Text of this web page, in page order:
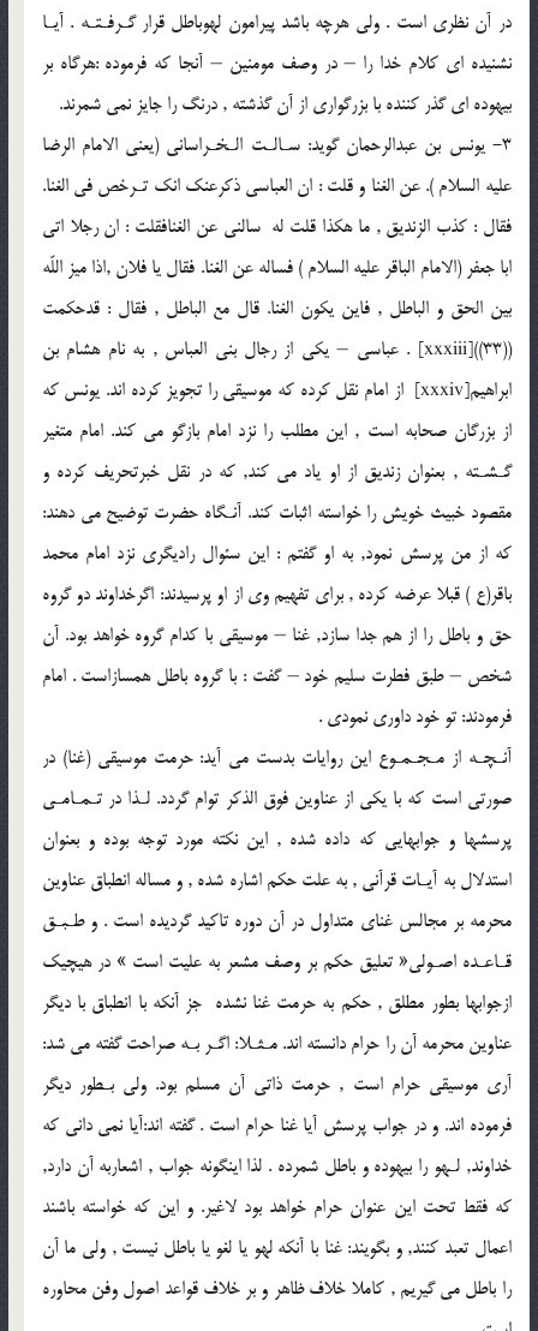
در آن نظرى است . ولى هرچه باشد پيرامون لهوباطل قرار گـرفـتـه . آيـا
نشنيده اى كلام خدا را – در وصف مومنين – آنجا كه فرموده :هرگاه بر
بيهوده اى گذر كننده با بزرگوارى از آن گذشته , درنگ را جايز نمى شمرند.
3- يونس بن عبدالرحمان گويد: سـالـت الـخـراسانى (يعنى الامام الرضا
عليه السلام ). عن الغنا و قلت : ان العباسى ذكرعنك انك تـرخص فى الغنا.
فقال : كذب الزنديق , ما هكذا قلت له سالنى عن الغنافقلت : ان رجلا اتى
ابا جعفر (الامام الباقر عليه السلام ) فساله عن الغنا. فقال يا فلان ,اذا ميز اللّه
بين الحق و الباطل , فاين يكون الغنا. قال مع الباطل , فقال : قدحكمت
((33))[xxxiii] . عباسى – يكى از رجال بنى العباس , به نام هشام بن
ابراهيم[xxxiv] از امام نقل كرده كه موسيقى را تجويز كرده اند. يونس كه
از بزرگان صحابه است , اين مطلب را نزد امام بازگو مى كند. امام متغير
گـشـته , بعنوان زنديق از او ياد مى كند, كه در نقل خبرتحريف كرده و
مقصود خبيث خويش را خواسته اثبات كند. آنـگاه حضرت توضيح مى دهند:
كه از من پرسش نمود, به او گفتم : اين سئوال راديگرى نزد امام محمد
باقر(ع ) قبلا عرضه كرده , براى تفهيم وى از او پرسيدند: اگرخداوند دو گروه
حق و باطل را از هم جدا سازد, غنا – موسيقى با كدام گروه خواهد بود. آن
شخص – طبق فطرت سليم خود – گفت : با گروه باطل همسازاست . امام
فرمودند: تو خود داورى نمودى .
آنـچـه از مـجـمـوع اين روايات بدست مى آيد: حرمت موسيقى (غنا) در
صورتى است كه با يكى از عناوين فوق الذكر توام گردد. لـذا در تـمـامـى
پرسشها و جوابهايى كه داده شده , اين نكته مورد توجه بوده و بعنوان
استدلال به آيـات قرآنى , به علت حكم اشاره شده , و مساله انطباق عناوين
محرمه بر مجالس غناى متداول در آن دوره تاكيد گرديده است . و طـبـق
قـاعـده اصـولى« تعليق حكم بر وصف مشعر به عليت است » در هيچيك
ازجوابها بطور مطلق , حكم به حرمت غنا نشده جز آنكه با انطباق با ديگر
عناوين محرمه آن را حرام دانسته اند. مـثـلا: اگـر بـه صراحت گفته مى شد:
آرى موسيقى حرام است , حرمت ذاتى آن مسلم بود. ولى بـطور ديگر
فرموده اند. و در جواب پرسش آيا غنا حرام است . گفته اند:آيا نمى دانى كه
خداوند, لـهو را بيهوده و باطل شمرده . لذا اينگونه جواب , اشعاربه آن دارد,
كه فقط تحت اين عنوان حرام خواهد بود لاغير. و اين كه خواسته باشند
اعمال تعبد كنند, و بگويند: غنا با آنكه لهو يا لغو يا باطل نيست , ولى ما آن
را باطل مى گيريم , كاملا خلاف ظاهر و بر خلاف قواعد اصول وفن محاوره